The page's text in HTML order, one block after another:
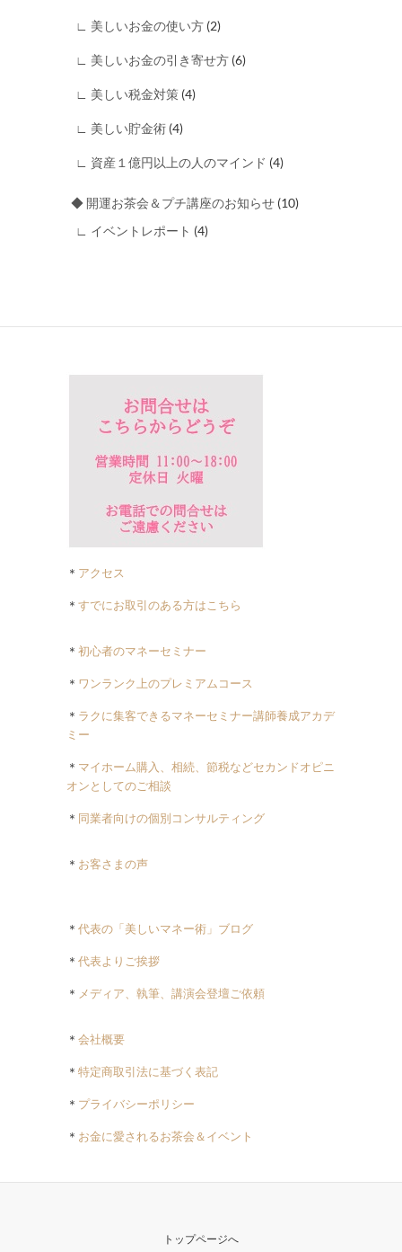
∟ 美しいお金の使い方 (2)
∟ 美しいお金の引き寄せ方 (6)
∟ 美しい税金対策 (4)
∟ 美しい貯金術 (4)
∟ 資産１億円以上の人のマインド (4)
◆ 開運お茶会＆プチ講座のお知らせ (10)
∟ イベントレポート (4)
＊ アクセス
＊ すでにお取引のある方はこちら
＊ 初心者のマネーセミナー
＊ ワンランク上のプレミアムコース
＊ ラクに集客できるマネーセミナー講師養成アカデ
ミー
＊ マイホーム購入、相続、節税などセカンドオピニ
オンとしてのご相談
＊ 同業者向けの個別コンサルティング
＊ お客さまの声
＊ 代表の「美しいマネー術」ブログ
＊ 代表よりご挨拶
＊ メディア、執筆、講演会登壇ご依頼
＊ 会社概要
＊ 特定商取引法に基づく表記
＊ プライバシーポリシー
＊ お金に愛されるお茶会＆イベント
トップページへ